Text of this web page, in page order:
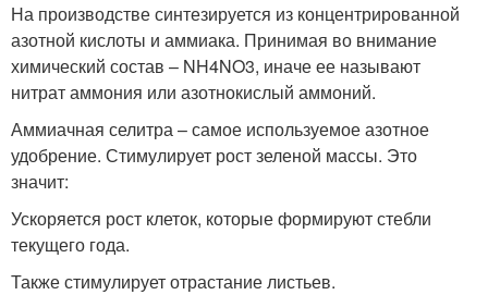
На производстве синтезируется из концентрированной
азотной кислоты и аммиака. Принимая во внимание
химический состав – NH4NO3, иначе ее называют
нитрат аммония или азотнокислый аммоний.
Аммиачная селитра – самое используемое азотное
удобрение. Стимулирует рост зеленой массы. Это
значит:
Ускоряется рост клеток, которые формируют стебли
текущего года.
Также стимулирует отрастание листьев.